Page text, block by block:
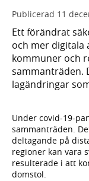
Publicerad 11
Ett förändrat
och mer digitala
kommuner och
sammanträden.
lagändringar
Under covid-19-
sammanträden.
deltagande på
regioner kan vara
resulterade i att
domstol.